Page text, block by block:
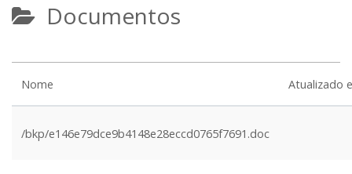
Documentos
Nome Atualizado
/bkp/e146e79dce9b4148e28eccd0765f7691.doc